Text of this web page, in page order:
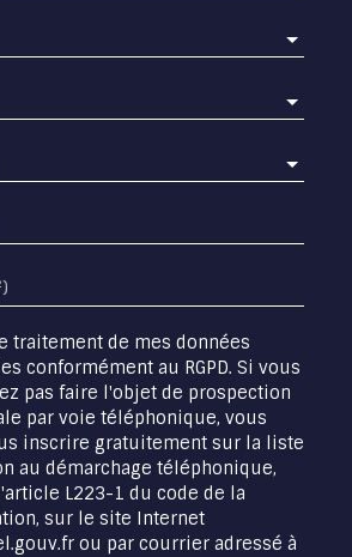
traitement de mes données
conformément au RGPD. Si vous
pas faire l'objet de prospection
par voie téléphonique, vous
inscrire gratuitement sur la liste
au démarchage téléphonique,
L223-1 du code de la
sur le site Internet
ou par courrier adressé à